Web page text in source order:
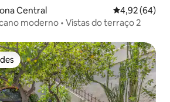
Central Classificação
4,92 (64)
moderno • Vistas do terraço 2